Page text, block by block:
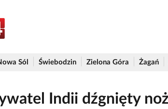
Sól Świebodzin Zielona Góra Żagań
Indii dźgnięty